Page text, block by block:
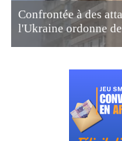
Confrontée à des
l'Ukraine ordonne